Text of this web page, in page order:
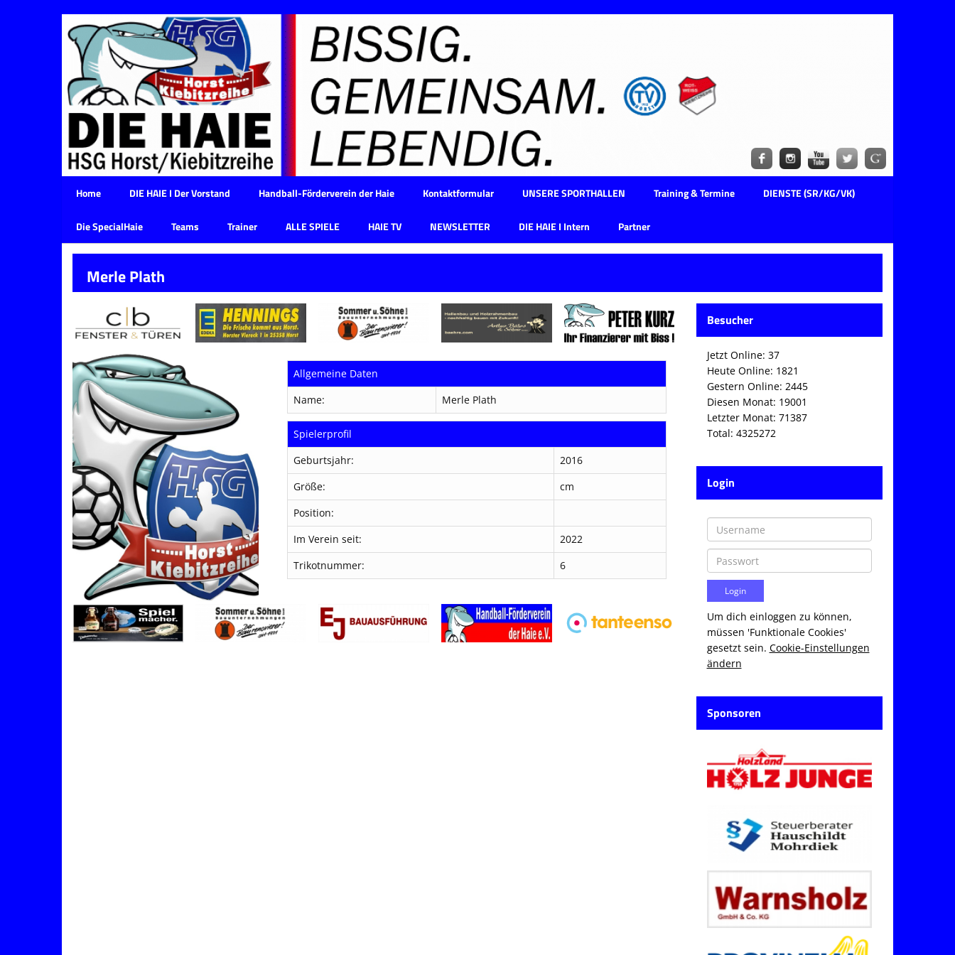
Home DIE HAIE I Der Vorstand Handball-Förderverein der Haie Kontaktformular UNSERE SPORTHALLEN Training & Termine DIENSTE (SR/KG/VK)
Die SpecialHaie Teams Trainer ALLE SPIELE HAIE TV NEWSLETTER DIE HAIE I Intern Partner
Merle Plath
Allgemeine Daten
Name:
Merle Plath
Spielerprofil
Geburtsjahr:
2016
Größe:
cm
Position:
Im Verein seit:
2022
Trikotnummer:
6
Besucher
Jetzt Online: 37
Heute Online: 1821
Gestern Online: 2445
Diesen Monat: 19001
Letzter Monat: 71387
Total: 4325272
Login
Um dich einloggen zu können,
müssen 'Funktionale Cookies'
gesetzt sein. Cookie-Einstellungen
ändern
Sponsoren